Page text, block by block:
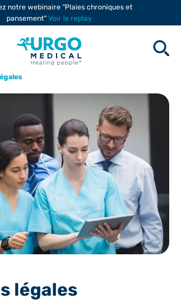
notre webinaire "Plaies chroniques et
pansement" Voir le replay
légales